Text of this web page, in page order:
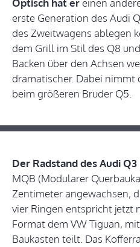
Optisch hat ereinen
erste Generation des Audi
des Zweitwagens ablegen
dem Grill im Stil des Q8
Backen über den Achsen
dramatischer. Dabei nimmt
beim größeren Bruder Q5.
Der Radstand des Audi Q3
MQB (Modularer
Zentimeter angewachsen,
vier Ringen entspricht jetzt
Format dem VW Tiguan,
Baukasten teilt. Das